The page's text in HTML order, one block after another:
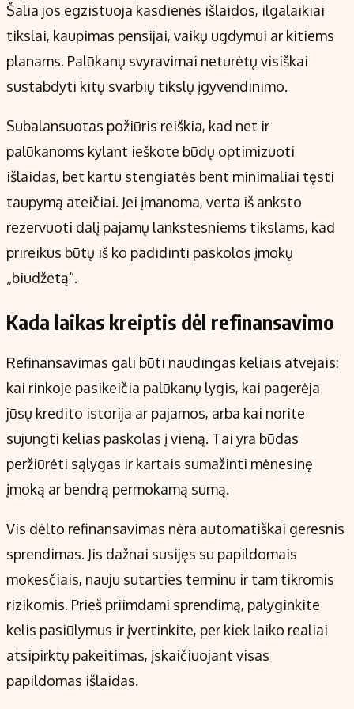
Šalia jos egzistuoja kasdienės išlaidos, ilgalaikiai
tikslai, kaupimas pensijai, vaikų ugdymui ar kitiems
planams. Palūkanų svyravimai neturėtų visiškai
sustabdyti kitų svarbių tikslų įgyvendinimo.
Subalansuotas požiūris reiškia, kad net ir
palūkanoms kylant ieškote būdų optimizuoti
išlaidas, bet kartu stengiatės bent minimaliai tęsti
taupymą ateičiai. Jei įmanoma, verta iš anksto
rezervuoti dalį pajamų lankstesniems tikslams, kad
prireikus būtų iš ko padidinti paskolos įmokų
„biudžetą“.
Kada laikas kreiptis dėl refinansavimo
Refinansavimas gali būti naudingas keliais atvejais:
kai rinkoje pasikeičia palūkanų lygis, kai pagerėja
jūsų kredito istorija ar pajamos, arba kai norite
sujungti kelias paskolas į vieną. Tai yra būdas
peržiūrėti sąlygas ir kartais sumažinti mėnesinę
įmoką ar bendrą permokamą sumą.
Vis dėlto refinansavimas nėra automatiškai geresnis
sprendimas. Jis dažnai susijęs su papildomais
mokesčiais, nauju sutarties terminu ir tam tikromis
rizikomis. Prieš priimdami sprendimą, palyginkite
kelis pasiūlymus ir įvertinkite, per kiek laiko realiai
atsipirktų pakeitimas, įskaičiuojant visas
papildomas išlaidas.